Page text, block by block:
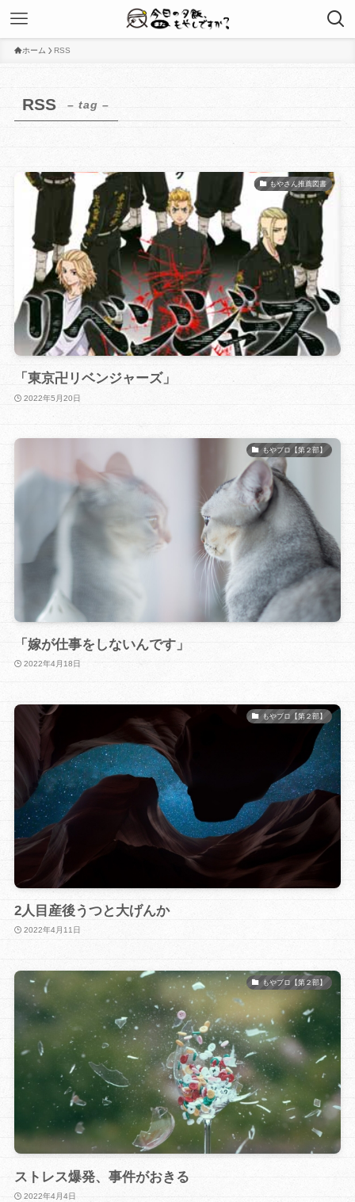
ホーム RSS
RSS – tag –
もやさん推薦図書
「東京卍リベンジャーズ」
2022年5月20日
もやブロ【第２部】
「嫁が仕事をしないんです」
2022年4月18日
もやブロ【第２部】
2人目産後うつと大げんか
2022年4月11日
もやブロ【第２部】
ストレス爆発、事件がおきる
2022年4月4日